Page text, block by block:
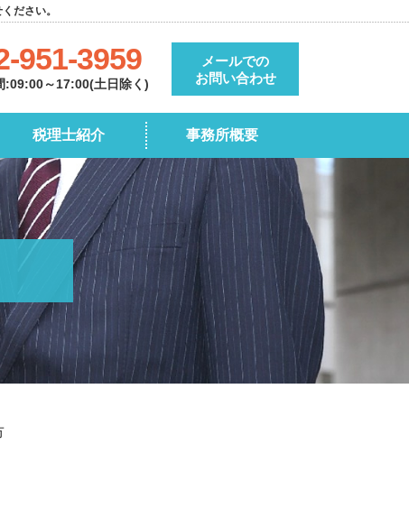
ださい。
951-3959
:09:00～17:00(土日除く)
メールでの
お問い合わせ
税理士紹介 事務所概要